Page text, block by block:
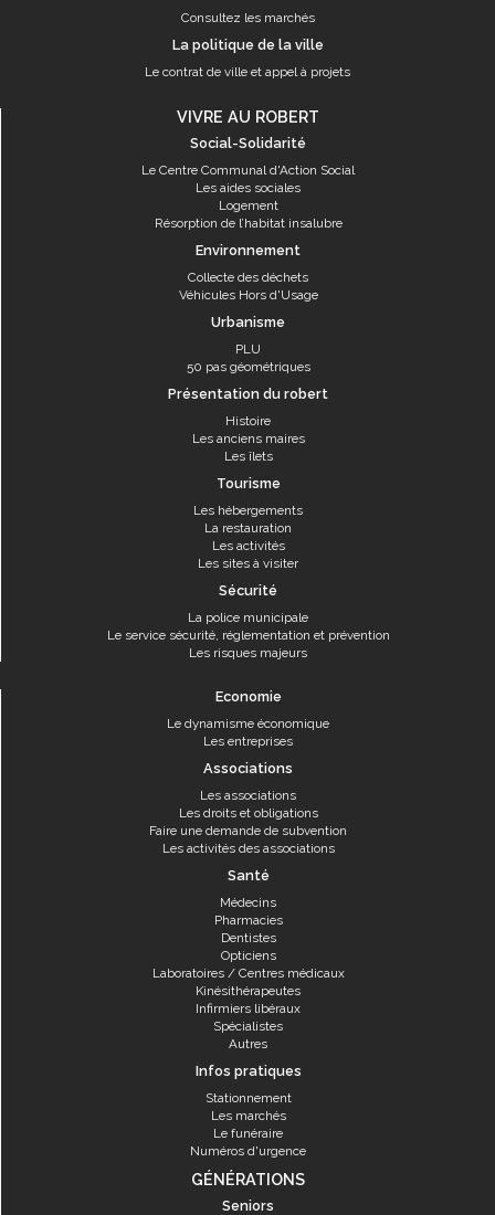
Consultez les marchés
La politique de la ville
Le contrat de ville et appel à projets
VIVRE AU ROBERT
Social-Solidarité
Le Centre Communal d'Action Social
Les aides sociales
Logement
Résorption de l’habitat insalubre
Environnement
Collecte des déchets
Véhicules Hors d'Usage
Urbanisme
PLU
50 pas géométriques
Présentation du robert
Histoire
Les anciens maires
Les îlets
Tourisme
Les hébergements
La restauration
Les activités
Les sites à visiter
Sécurité
La police municipale
Le service sécurité, réglementation et prévention
Les risques majeurs
Economie
Le dynamisme économique
Les entreprises
Associations
Les associations
Les droits et obligations
Faire une demande de subvention
Les activités des associations
Santé
Médecins
Pharmacies
Dentistes
Opticiens
Laboratoires / Centres médicaux
Kinésithérapeutes
Infirmiers libéraux
Spécialistes
Autres
Infos pratiques
Stationnement
Les marchés
Le funéraire
Numéros d'urgence
GÉNÉRATIONS
Seniors